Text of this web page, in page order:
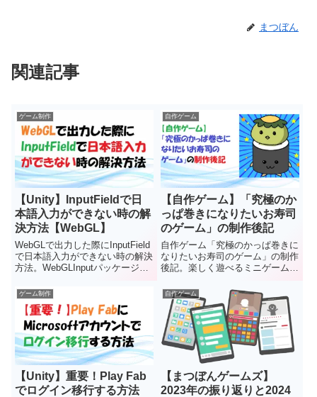
まつぼん
関連記事
ゲーム制作
【Unity】InputFieldで日
本語入力ができない時の解
決方法【WebGL】
WebGLで出力した際にInputField
で日本語入力ができない時の解決
方法。WebGLInputパッケージを
ゲームズ】では、初心者にも分か
りやすいよう図を使って丁寧に紹
介します。
自作ゲーム
【自作ゲーム】「究極のか
っぱ巻きになりたいお寿司
のゲーム」の制作後記
自作ゲーム「究極のかっぱ巻きに
なりたいお寿司のゲーム」の制作
後記。楽しく遊べるミニゲームな
い。【まつぼんゲームズ】では、
ゲームの内容、開発経緯、使用し
たアセットなどを紹介します。
ゲーム制作
【Unity】重要！Play Fab
でログイン移行する方法
自作ゲーム
【まつぼんゲームズ】
2023年の振り返りと2024